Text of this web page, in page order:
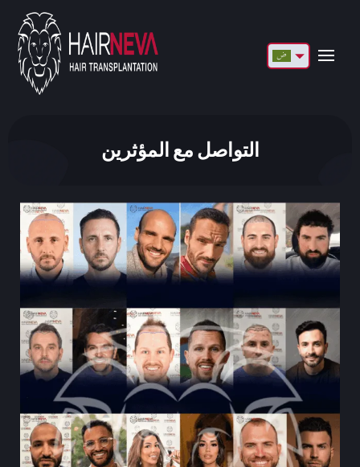
Русский
Italiano
Español
Български
العربية
التواصل مع المؤثرين